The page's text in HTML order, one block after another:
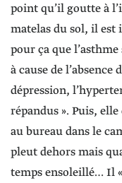
point qu’il goutte à
matelas du sol, il est
pour ça que
à cause de
dépression,
répandus ». Puis,
au bureau dans le
pleut dehors mais
temps ensoleillé… Il